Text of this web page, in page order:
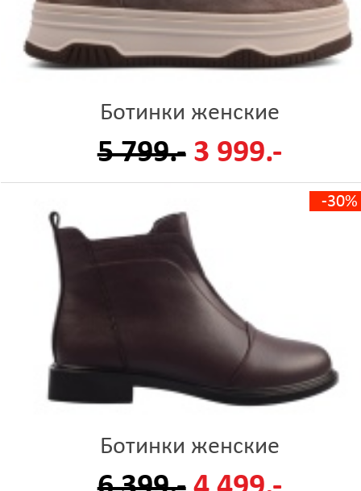
Ботинки женские
5 799.- 3 999.-
-30%
Ботинки женские